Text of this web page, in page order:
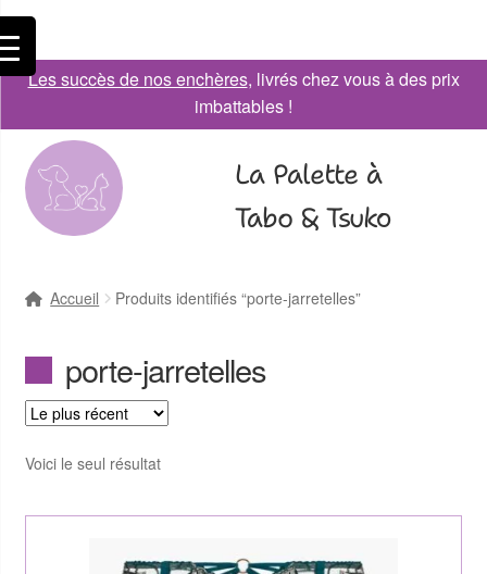
Les succès de nos enchères, livrés chez vous à des prix
imbattables !
La Palette à
Tabo & Tsuko
Accueil Produits identifiés “porte-jarretelles”
porte-jarretelles
Voici le seul résultat